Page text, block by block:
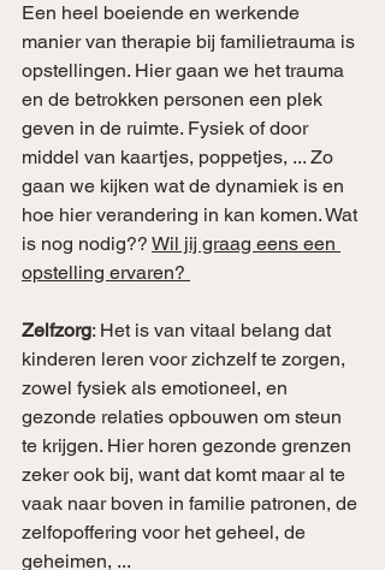
Een heel boeiende en werkende
manier van therapie bij familietrauma is
opstellingen. Hier gaan we het trauma
en de betrokken personen een plek
geven in de ruimte. Fysiek of door
middel van kaartjes, poppetjes, ... Zo
gaan we kijken wat de dynamiek is en
hoe hier verandering in kan komen. Wat
is nog nodig?? Wil jij graag eens een
opstelling ervaren?
Zelfzorg: Het is van vitaal belang dat
kinderen leren voor zichzelf te zorgen,
zowel fysiek als emotioneel, en
gezonde relaties opbouwen om steun
te krijgen. Hier horen gezonde grenzen
zeker ook bij, want dat komt maar al te
vaak naar boven in familie patronen, de
zelfopoffering voor het geheel, de
geheimen, ...